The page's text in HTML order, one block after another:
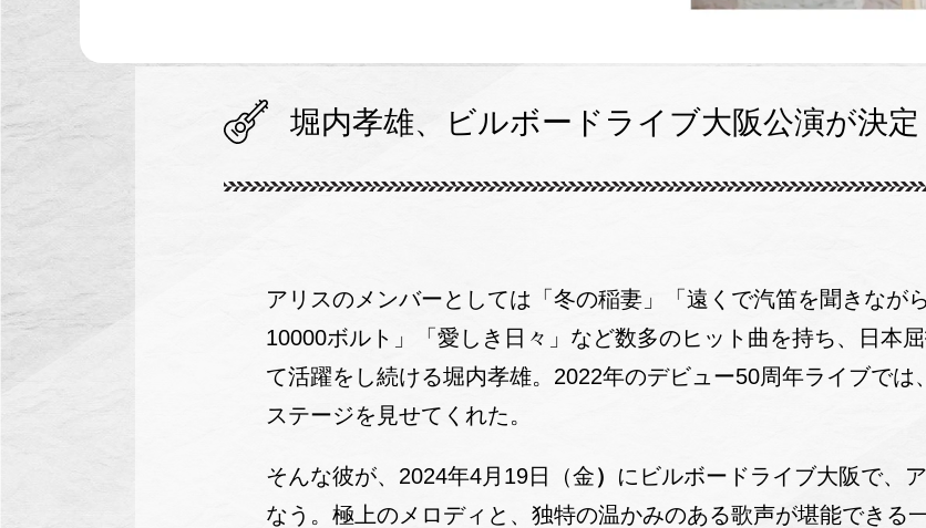
堀内孝雄、ビルボードライブ大阪公演が決定
アリスのメンバーとしては「冬の稲妻」「遠くで汽笛を聞きなが
10000ボルト」「愛しき日々」など数多のヒット曲を持ち、日本
て活躍をし続ける堀内孝雄。2022年のデビュー50周年ライブでは
ステージを見せてくれた。
そんな彼が、2024年4月19日（金）
にビルボードライブ大阪で、
なう。極上のメロディと、独特の温かみのある歌声が堪能できる